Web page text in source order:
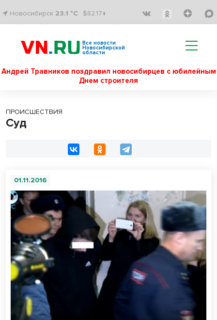
Новосибирск 23.1 °C $82.17↑
Все новости
Новосибирской
области
Андрей Травников поздравил новосибирцев с юбилейным
Днем строителя
ПРОИСШЕСТВИЯ
Суд
01.11.2016